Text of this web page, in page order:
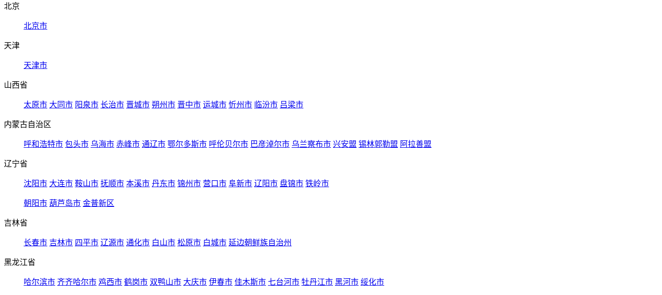
北京
北京市
天津
天津市
山西省
太原市 大同市 阳泉市 长治市 晋城市 朔州市 晋中市 运城市 忻州市 临汾市 吕梁市
内蒙古自治区
呼和浩特市 包头市 乌海市 赤峰市 通辽市 鄂尔多斯市 呼伦贝尔市 巴彦淖尔市 乌兰察布市 兴安盟 锡林郭勒盟 阿拉善盟
辽宁省
沈阳市 大连市 鞍山市 抚顺市 本溪市 丹东市 锦州市 营口市 阜新市 辽阳市 盘锦市 铁岭市
朝阳市 葫芦岛市 金普新区
吉林省
长春市 吉林市 四平市 辽源市 通化市 白山市 松原市 白城市 延边朝鲜族自治州
黑龙江省
哈尔滨市 齐齐哈尔市 鸡西市 鹤岗市 双鸭山市 大庆市 伊春市 佳木斯市 七台河市 牡丹江市 黑河市 绥化市